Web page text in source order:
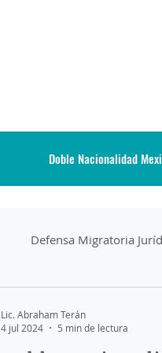
Doble Nacionalidad
Defensa Migratoria
Lic. Abraham Terán
4 jul 2024
5 min de lectura